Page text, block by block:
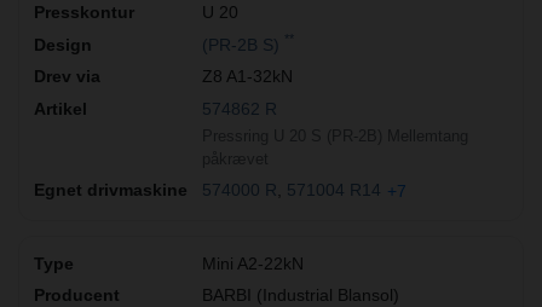
U 20
(PR-2B S)
Z8 A1-32kN
574862 R
574000 R 571004 R14 +7
Mini A2-22kN
BARBI (Industrial Blansol)